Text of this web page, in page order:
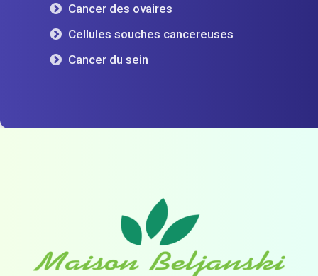
Cancer des ovaires
Cellules souches cancereuses
Cancer du sein